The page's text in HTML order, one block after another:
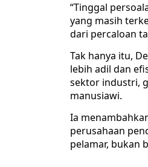
“Tinggal
yang masih
dari percaloan
Tak hanya itu,
lebih adil dan
sektor industri,
manusiawi.
Ia
perusahaan
pelamar, bukan